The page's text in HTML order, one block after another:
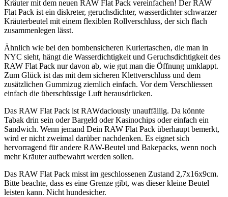
Kräuter mit dem neuen RAW Flat Pack vereinfachen! Der RAW
Flat Pack ist ein diskreter, geruchsdichter, wasserdichter schwarzer
Kräuterbeutel mit einem flexiblen Rollverschluss, der sich flach
zusammenlegen lässt.
Ähnlich wie bei den bombensicheren Kuriertaschen, die man in
NYC sieht, hängt die Wasserdichtigkeit und Geruchsdichtigkeit des
RAW Flat Pack nur davon ab, wie gut man die Öffnung umklappt.
Zum Glück ist das mit dem sicheren Klettverschluss und dem
zusätzlichen Gummizug ziemlich einfach. Vor dem Verschliessen
einfach die überschüssige Luft herausdrücken.
Das RAW Flat Pack ist RAWdaciously unauffällig. Da könnte
Tabak drin sein oder Bargeld oder Kasinochips oder einfach ein
Sandwich. Wenn jemand Dein RAW Flat Pack überhaupt bemerkt,
wird er nicht zweimal darüber nachdenken. Es eignet sich
hervorragend für andere RAW-Beutel und Bakepacks, wenn noch
mehr Kräuter aufbewahrt werden sollen.
Das RAW Flat Pack misst im geschlossenen Zustand 2,7x16x9cm.
Bitte beachte, dass es eine Grenze gibt, was dieser kleine Beutel
leisten kann. Nicht hundesicher.